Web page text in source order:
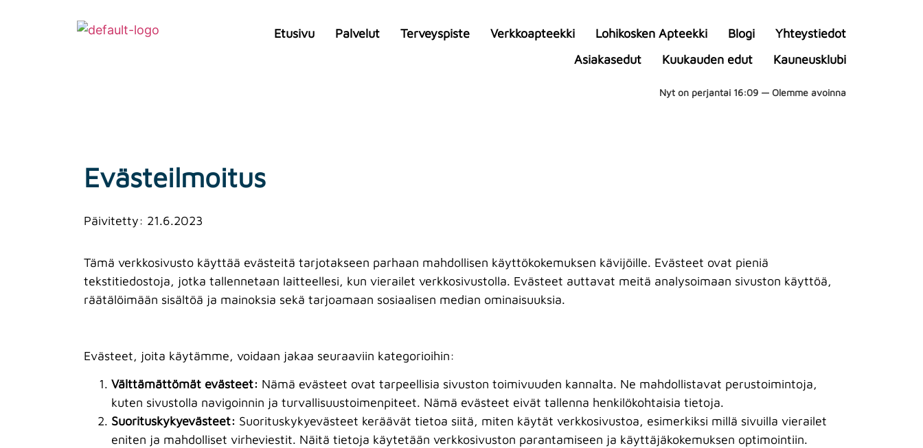
Etusivu Palvelut Terveyspiste Verkkoapteekki Lohikosken Apteekki Blogi
Yhteystiedot
Asiakasedut
Kuukauden edut Kauneusklubi
Nyt on perjantai 16:09 — Olemme avoinna
Evästeilmoitus
Päivitetty: 21.6.2023
Tämä verkkosivusto käyttää evästeitä tarjotakseen parhaan mahdollisen käyttökokemuksen kävijöille. Evästeet ovat pieniä
tekstitiedostoja, jotka tallennetaan laitteellesi, kun vierailet verkkosivustolla. Evästeet auttavat meitä analysoimaan sivuston käyttöä,
räätälöimään sisältöä ja mainoksia sekä tarjoamaan sosiaalisen median ominaisuuksia.
Evästeet, joita käytämme, voidaan jakaa seuraaviin kategorioihin:
Välttämättömät evästeet: Nämä evästeet ovat tarpeellisia sivuston toimivuuden kannalta. Ne mahdollistavat perustoimintoja,
kuten sivustolla navigoinnin ja turvallisuustoimenpiteet. Nämä evästeet eivät tallenna henkilökohtaisia tietoja.
Suorituskykyevästeet: Suorituskykyevästeet keräävät tietoa siitä, miten käytät verkkosivustoa, esimerkiksi millä sivuilla vierailet
eniten ja mahdolliset virheviestit. Näitä tietoja käytetään verkkosivuston parantamiseen ja käyttäjäkokemuksen optimointiin.